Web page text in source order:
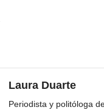
Laura Duarte
Periodista y politóloga